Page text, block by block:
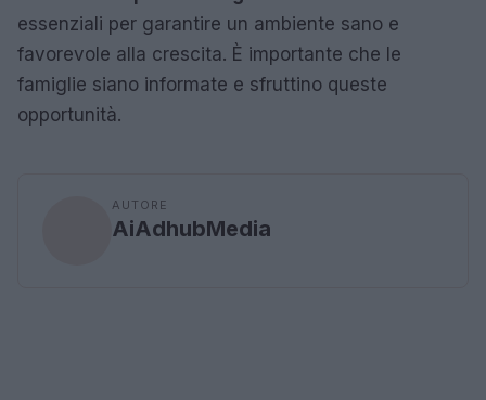
essenziali per garantire un ambiente sano e
favorevole alla crescita. È importante che le
famiglie siano informate e sfruttino queste
opportunità.
AUTORE
AiAdhubMedia